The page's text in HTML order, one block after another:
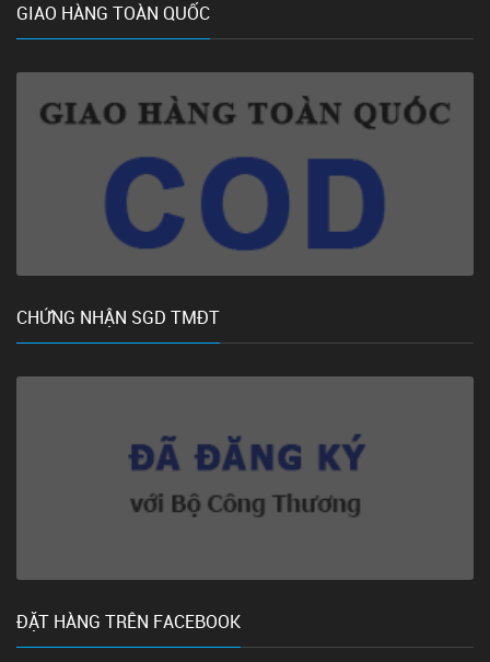
GIAO HÀNG TOÀN QUỐC
CHỨNG NHẬN SGD TMĐT
ĐẶT HÀNG TRÊN FACEBOOK